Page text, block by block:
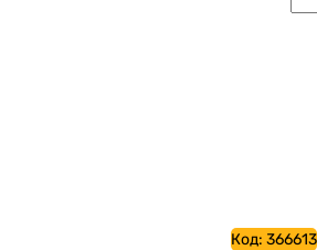
Код: 366613